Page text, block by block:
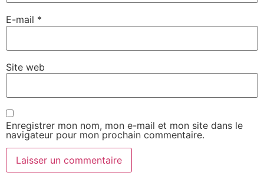
E-mail *
Site web
Enregistrer mon nom, mon e-mail et mon site dans le
navigateur pour mon prochain commentaire.